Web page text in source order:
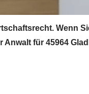
Wenn
für 45964